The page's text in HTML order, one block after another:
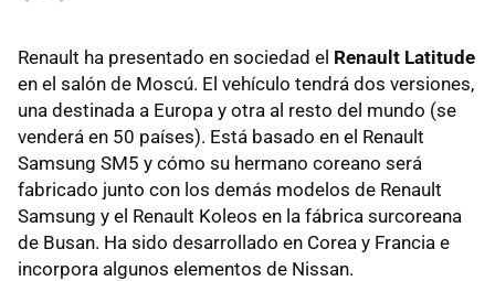
Renault ha presentado en sociedad el Renault Latitude
en el salón de Moscú. El vehículo tendrá dos versiones,
una destinada a Europa y otra al resto del mundo (se
venderá en 50 países). Está basado en el Renault
Samsung SM5 y cómo su hermano coreano será
fabricado junto con los demás modelos de Renault
Samsung y el Renault Koleos en la fábrica surcoreana
de Busan. Ha sido desarrollado en Corea y Francia e
incorpora algunos elementos de Nissan.